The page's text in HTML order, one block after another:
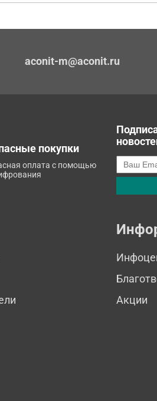
aconit-m@aconit.ru
покупки
оплата с помощью
Акции